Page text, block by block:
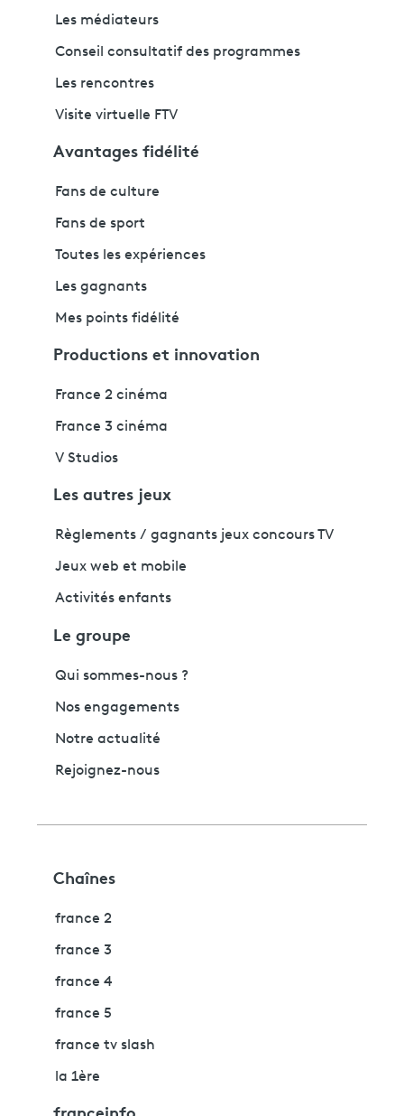
Les médiateurs
Conseil consultatif des programmes
Les rencontres
Visite virtuelle FTV
Avantages fidélité
Fans de culture
Fans de sport
Toutes les expériences
Les gagnants
Mes points fidélité
Productions et innovation
France 2 cinéma
France 3 cinéma
V Studios
Les autres jeux
Règlements / gagnants jeux concours TV
Jeux web et mobile
Activités enfants
Le groupe
Qui sommes-nous ?
Nos engagements
Notre actualité
Rejoignez-nous
Chaînes
france 2
france 3
france 4
france 5
france tv slash
la 1ère